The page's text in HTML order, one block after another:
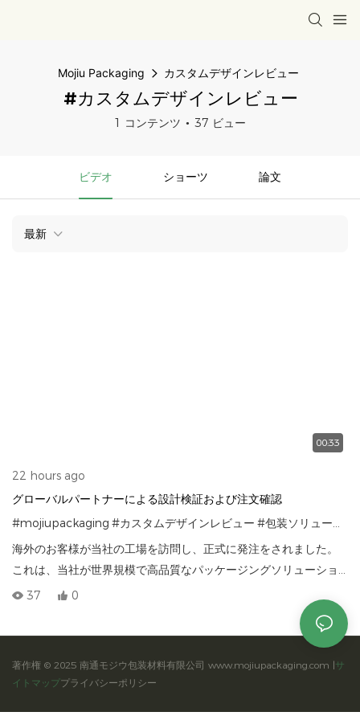
Mojiu Packaging カスタムデザインレビュー
#カスタムデザインレビュー
1 コンテンツ 37 ビュー
ビデオ ショーツ 論文
最新
00:33
22 hours ago
グローバルパートナーによる設計検証および注文確認
#mojiupackaging #カスタムデザインレビュー #包装ソリューションメーカー
海外のお客様が当社の工場を訪問し、正式に発注をされました。
これは、当社が世界規模で高品質なパッケージングソリューショ
ンを提供できる能力に対する信頼を改めて示すものです。Mojiu
Packagingでは、複雑なデザインコンセプトを具体的なブランド
資産へと昇華させます。
37 0
著作権 © 2025 南通モジウ包装材料有限公司 www.mojiupackaging.com |サ
イトマッププライバシーポリシー